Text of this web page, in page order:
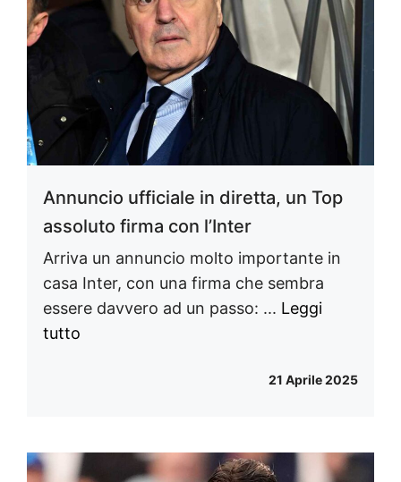
Annuncio ufficiale in diretta, un Top
assoluto firma con l’Inter
Arriva un annuncio molto importante in
casa Inter, con una firma che sembra
essere davvero ad un passo: ... Leggi
tutto
21 Aprile 2025